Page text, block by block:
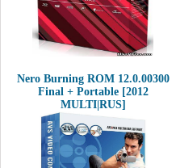
Nero Burning ROM 12.0.00300
Final + Portable [2012
MULTI|RUS]